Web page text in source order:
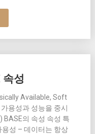
속성
Available, Soft
용성과 성능을 중시
BASE의 속성 속성 특
성 – 데이터는 항상